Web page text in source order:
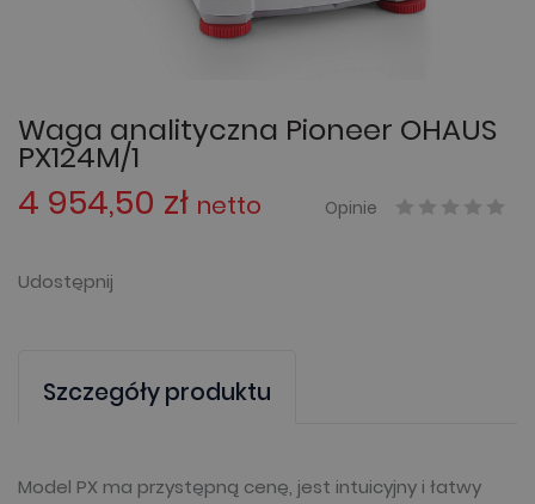
Waga analityczna Pioneer OHAUS
PX124M/1
4 954,50 zł netto Opinie
Udostępnij
Szczegóły produktu
Model PX ma przystępną cenę, jest intuicyjny i łatwy